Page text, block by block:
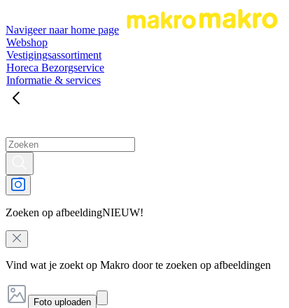
Navigeer naar home page
Webshop
Vestigingsassortiment
Horeca Bezorgservice
Informatie & services
Zoeken op afbeeldingNIEUW!
Vind wat je zoekt op Makro door te zoeken op afbeeldingen
Foto uploaden